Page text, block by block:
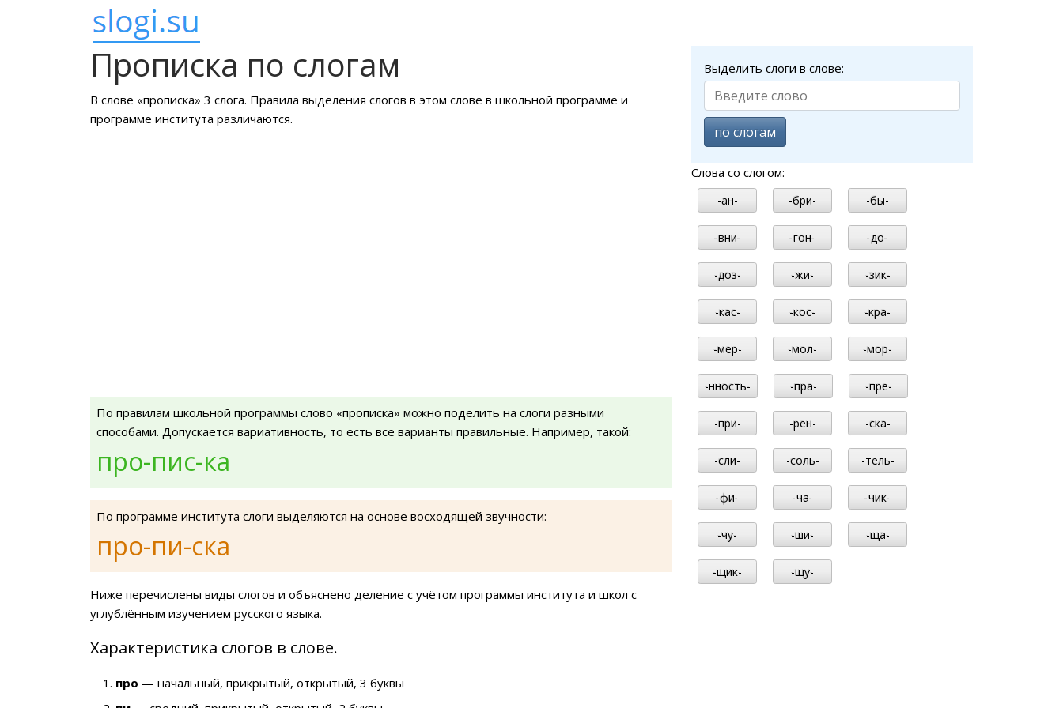
Прописка по слогам
В слове «прописка» 3 слога. Правила выделения слогов в этом слове в школьной программе и
программе института различаются.
По правилам школьной программы слово «прописка» можно поделить на слоги разными
способами. Допускается вариативность, то есть все варианты правильные. Например, такой:
про-пис-ка
По программе института слоги выделяются на основе восходящей звучности:
про-пи-ска
Ниже перечислены виды слогов и объяснено деление с учётом программы института и школ с
углублённым изучением русского языка.
Характеристика слогов в слове.
про — начальный, прикрытый, открытый, 3 буквы
Выделить слоги в слове:
по слогам
Слова со слогом:
-ан- -бри- -бы-
-вни- -гон- -до-
-доз- -жи- -зик-
-кас- -кос- -кра-
-мер- -мол- -мор-
-нность- -пра- -пре-
-при- -рен- -ска-
-сли- -соль- -тель-
-фи- -ча- -чик-
-чу- -ши- -ща-
-щик- -щу-